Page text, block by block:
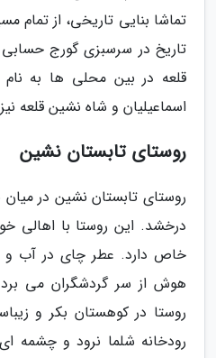
تماشا بنایی تاریخی، از تمام
تاریخ در سرسبزی گورج
قلعه در بین محلی ها به
اسماعیلیان و شاه نشین قلعه
روستای تابستان نشین
روستای تابستان نشین در
درخشد. این روستا با
خاص دارد. عطر چای در آب و
هوش از سر گردشگران می
روستا در کوهستان بکر و
رودخانه شلما نرود و چشمه